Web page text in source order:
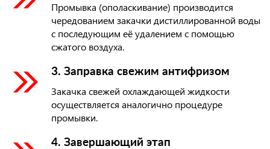
Промывка (ополаскивание) производится
чередованием закачки дистиллированной воды
с последующим её удалением с помощью
сжатого воздуха.
3. Заправка свежим антифризом
Закачка свежей охлаждающей жидкости
осуществляется аналогично процедуре
промывки.
4. Завершающий этап